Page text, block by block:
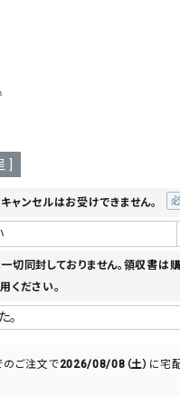
]
ャンセルはお受けできません。
(
切同封しておりません。領収書は
ください。
のご注文で2026/08/08（土） に宅